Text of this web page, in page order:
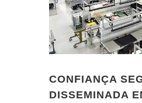
CONFIANÇA
DISSEMINADA